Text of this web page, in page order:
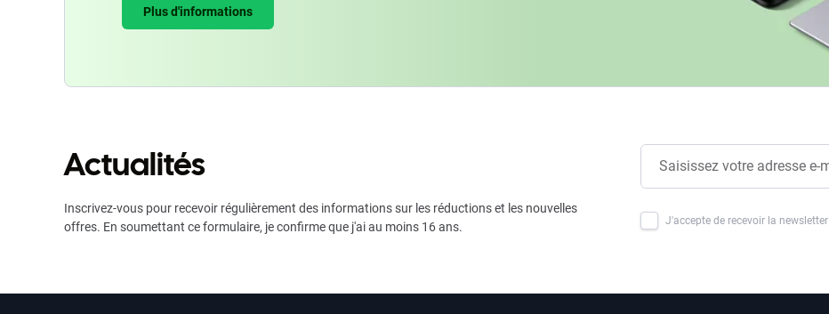
Plus d'informations
Actualités
Inscrivez-vous pour recevoir régulièrement des informations sur les réductions et les nouvelles
offres. En soumettant ce formulaire, je confirme que j'ai au moins 16 ans.
J'accepte de recevoir la newsletter